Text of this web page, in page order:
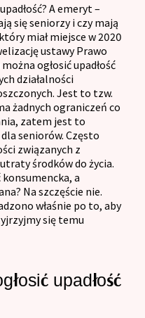
A emeryt –
się seniorzy i czy mają
miał miejsce w 2020
ustawy Prawo
ogłosić upadłość
działalności
Jest to tzw.
żadnych ograniczeń co
zatem jest to
seniorów. Często
związanych z
środków do życia.
konsumencka, a
Na szczęście nie.
właśnie po to, aby
się temu
upadłość